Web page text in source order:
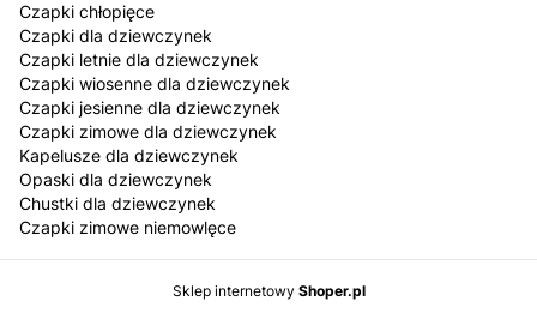
Czapki chłopięce
Czapki dla dziewczynek
Czapki letnie dla dziewczynek
Czapki wiosenne dla dziewczynek
Czapki jesienne dla dziewczynek
Czapki zimowe dla dziewczynek
Kapelusze dla dziewczynek
Opaski dla dziewczynek
Chustki dla dziewczynek
Czapki zimowe niemowlęce
Sklep internetowy Shoper.pl